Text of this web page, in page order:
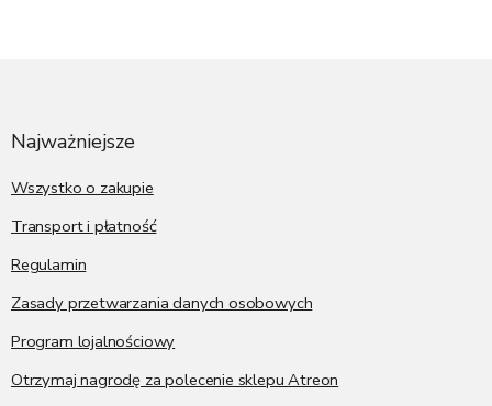
Najważniejsze
Wszystko o zakupie
Transport i płatność
Regulamin
Zasady przetwarzania danych osobowych
Program lojalnościowy
Otrzymaj nagrodę za polecenie sklepu Atreon